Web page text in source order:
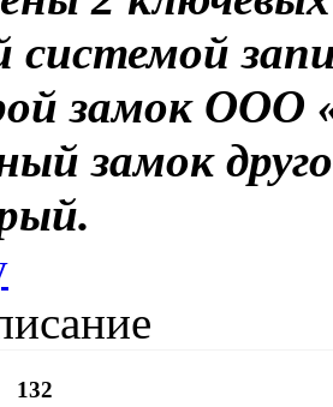
системой
замок ООО
замок
132